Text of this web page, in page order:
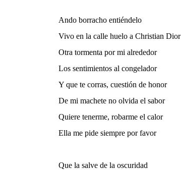
Ando borracho entiéndelo
Vivo en la calle huelo a Christian Dior
Otra tormenta por mi alrededor
Los sentimientos al congelador
Y que te corras, cuestión de honor
De mi machete no olvida el sabor
Quiere tenerme, robarme el calor
Ella me pide siempre por favor
Que la salve de la oscuridad